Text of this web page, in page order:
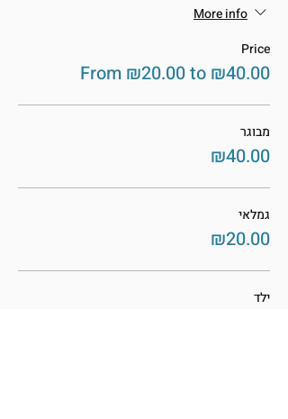
More info
Price
From ₪20.00 to ₪40.00
מבוגר
₪40.00
גמלאי
₪20.00
ילד